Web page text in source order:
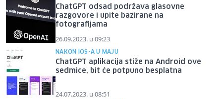
ChatGPT odsad podržava glasovne
razgovore i upite bazirane na
fotografijama
26.09.2023. u 09:23
NAKON IOS-A U MAJU
ChatGPT aplikacija stiže na Android ove
sedmice, bit će potpuno besplatna
24.07.2023. u 08:51